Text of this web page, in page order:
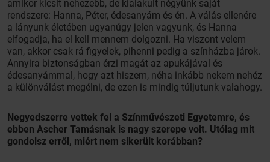
amikor kicsit nehezebb, de kialakult négyünk saját
rendszere: Hanna, Péter, édesanyám és én. A válás ellenére
a lányunk életében ugyanúgy jelen vagyunk, és Hanna
elfogadja, ha el kell mennem dolgozni. Ha viszont velem
van, akkor csak rá figyelek, pihenni pedig a színházba járok.
Annyira biztonságban érzi magát az apukájával és
édesanyámmal, hogy azt hiszem, néha inkább nekem nehéz
a különválást megélni, de ezen is mindig túljutunk valahogy.
Negyedszerre vettek fel a Színművészeti Egyetemre, és
ebben Ascher Tamásnak is nagy szerepe volt. Utólag mit
gondolsz erről, miért nem sikerült korábban?